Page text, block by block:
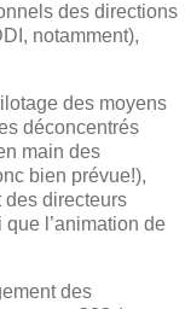
des directions
notamment),
des moyens
déconcentrés
main des
bien prévue!),
des directeurs
que l’animation de
des